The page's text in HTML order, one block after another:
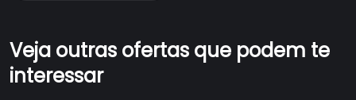
Veja outras ofertas que podem te
interessar